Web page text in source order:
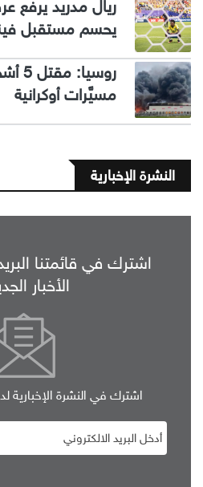
ريال مدريد يرفع
يحسم مستقبل
مسيَّرات أوكرانية
النشرة الإخبارية
اشترك في قائمتنا
الأخبار
اشترك في النشرة الإخبارية